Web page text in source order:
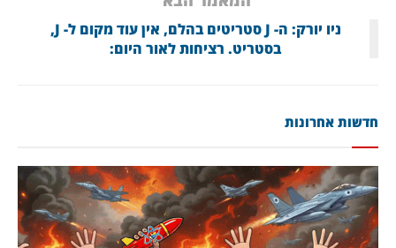
ניו יורק: ה- J סטריטים בהלם, אין עוד מקום ל- J,
בסטריט. רציחות לאור היום:
חדשות אחרונות